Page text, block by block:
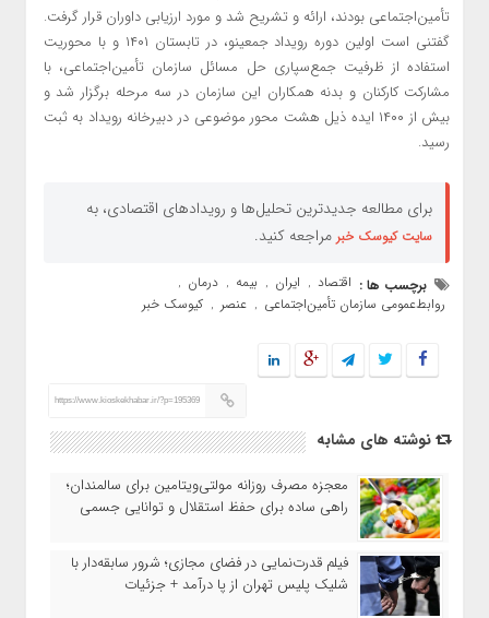
تأمین‌اجتماعی بودند، ارائه و تشریح شد و مورد ارزیابی داوران قرار گرفت.
گفتنی است اولین دوره رویداد جمعینو، در تابستان ۱۴۰۱ و با محوریت
استفاده از ظرفیت جمع‌سپاری حل مسائل سازمان تأمین‌اجتماعی، با
مشارکت کارکنان و بدنه همکاران این سازمان در سه مرحله برگزار شد و
بیش از ۱۴۰۰ ایده ذیل هشت محور موضوعی در دبیرخانه رویداد به ثبت
رسید.
برای مطالعه جدیدترین تحلیل‌ها و رویدادهای اقتصادی، به
سایت کیوسک خبر مراجعه کنید.
برچسب ها : اقتصاد , ایران , بیمه , درمان ,
روابط‌عمومی سازمان تأمین‌اجتماعی , عنصر , کیوسک خبر
https://www.kioskekhabar.ir/?p=195369
نوشته های مشابه
معجزه مصرف روزانه مولتی‌ویتامین برای سالمندان؛
راهی ساده برای حفظ استقلال و توانایی جسمی
فیلم قدرت‌نمایی در فضای مجازی؛ شرور سابقه‌دار با
شلیک پلیس تهران از پا درآمد + جزئیات